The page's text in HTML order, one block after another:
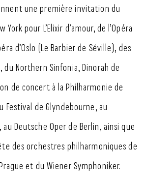
une première invitation du
pour L’Elixir d’amour, de l’Opéra
d’Oslo (Le Barbier de Séville), des
du Northern Sinfonia, Dinorah de
de concert à la Philharmonie de
Festival de Glyndebourne, au
Deutsche Oper de Berlin, ainsi que
des orchestres philharmoniques de
et du Wiener Symphoniker.